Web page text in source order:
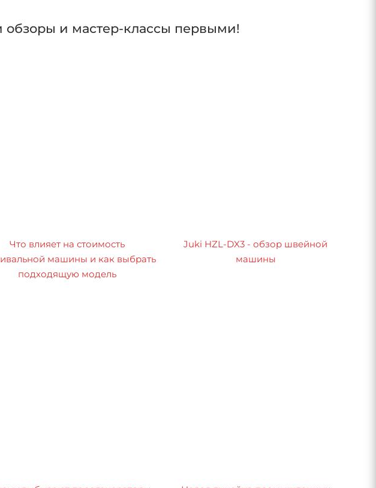
обзоры и мастер-классы первыми!
Что влияет на стоимость
машины и как выбрать
подходящую модель
Juki HZL-DX3 - обзор швейной
машины